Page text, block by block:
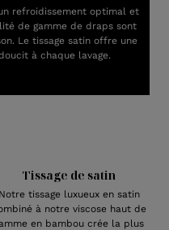
refroidissement optimal et
de gamme de draps sont
Le tissage satin offre une
à chaque lavage.
Tissage de satin
Notre tissage luxueux en satin
à notre viscose haut de
en bambou crée la plus